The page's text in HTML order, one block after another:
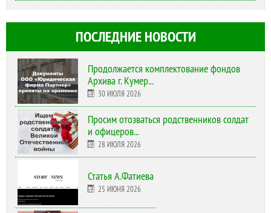
ПОСЛЕДНИЕ НОВОСТИ
Продолжается комплектование фондов
Архива г. Кумер...
30 ИЮЛЯ 2026
Просим отозваться родственников солдат
и офицеров...
28 ИЮЛЯ 2026
Статья А.Фатиева
25 ИЮНЯ 2026